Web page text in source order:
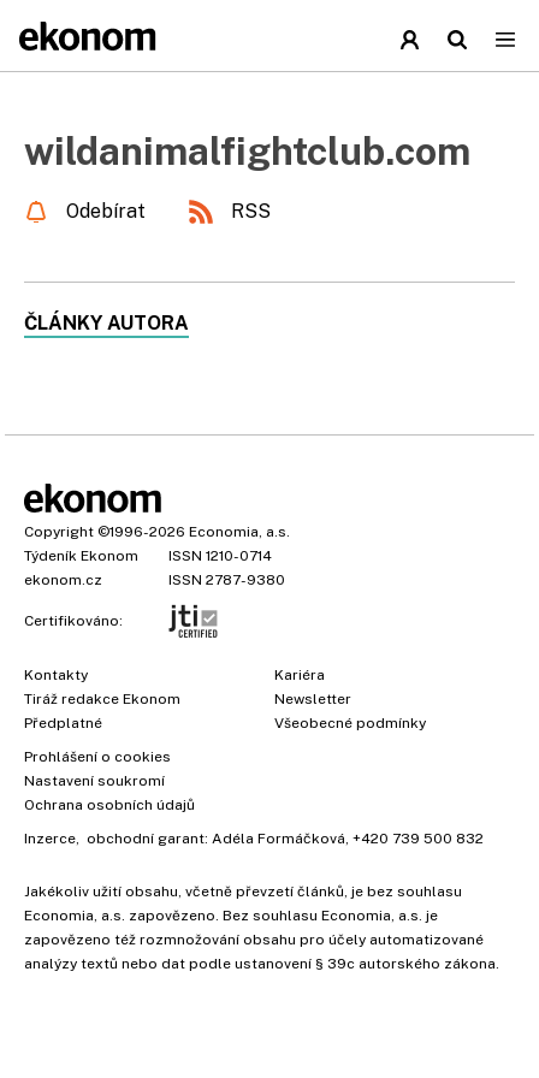
wildanimalfightclub.com
Odebírat RSS
ČLÁNKY AUTORA
Copyright ©1996-2026 Economia, a.s.
Týdeník Ekonom
ISSN 1210-0714
ekonom.cz
ISSN 2787-9380
Certifikováno:
Kontakty
Tiráž redakce Ekonom
Předplatné
Kariéra
Newsletter
Všeobecné podmínky
Prohlášení o cookies
Nastavení soukromí
Ochrana osobních údajů
Inzerce, obchodní garant: Adéla Formáčková, +420 739 500 832
Jakékoliv užití obsahu, včetně převzetí článků, je bez souhlasu
Economia, a.s. zapovězeno. Bez souhlasu Economia, a.s. je
zapovězeno též rozmnožování obsahu pro účely automatizované
analýzy textů nebo dat podle ustanovení § 39c autorského zákona.